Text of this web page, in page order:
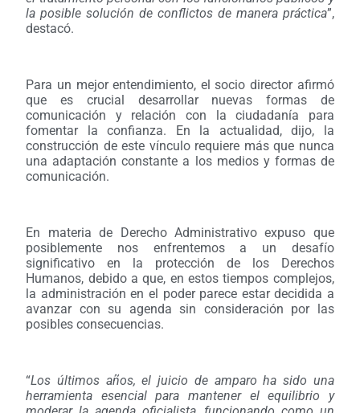
la posible solución de conflictos de manera práctica”,
destacó.
Para un mejor entendimiento, el socio director afirmó
que es crucial desarrollar nuevas formas de
comunicación y relación con la ciudadanía para
fomentar la confianza. En la actualidad, dijo, la
construcción de este vínculo requiere más que nunca
una adaptación constante a los medios y formas de
comunicación.
En materia de Derecho Administrativo expuso que
posiblemente nos enfrentemos a un desafío
significativo en la protección de los Derechos
Humanos, debido a que, en estos tiempos complejos,
la administración en el poder parece estar decidida a
avanzar con su agenda sin consideración por las
posibles consecuencias.
“Los últimos años, el juicio de amparo ha sido una
herramienta esencial para mantener el equilibrio y